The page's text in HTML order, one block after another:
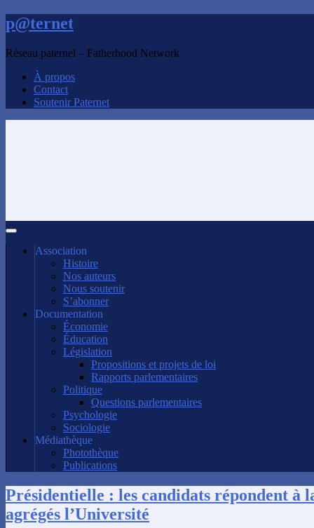
p@ternet
Réseau paternel – Fatherhood Network
À propos
Contact
Soutenir Paternet
Association
Histoire
Nos auteurs
Nous soutenir
S’abonner
Documentation
Économie
Éducation
Législation
Propositions et projets de loi
Rapports parlementaires
Politique
Questions parlementaires
Psychologie
Sociologie
Médiathèque
Photothèque
Publications
Présidentielle : les candidats répondent à
agrégés l’Université